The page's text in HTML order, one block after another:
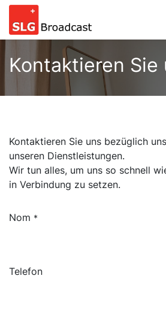
Se rendre au contenu
Kontaktieren Sie
Kontaktieren Sie uns bezüglich
unseren Dienstleistungen.
Wir tun alles, um uns so schnell
in Verbindung zu setzen.
Nom *
Telefon